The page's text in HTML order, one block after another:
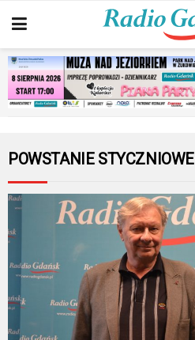
POWSTANIE STYCZNIOWE